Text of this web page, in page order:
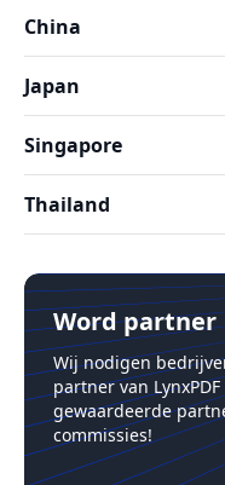
China
Japan
Singapore
Thailand
Word partner
Wij nodigen
partner van
gewaardeerde
commissies!